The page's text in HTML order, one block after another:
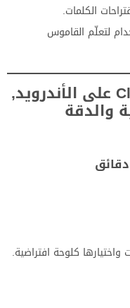
الكلمات.
لتعلّم القاموس
طريقة تثبيت CleverType AI على الأندرويد,
والدقة